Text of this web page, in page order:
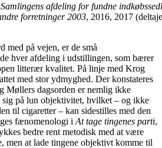
Samlingens afdeling for fundne
forretninger 2003, 2016, 2017
med på vejen, er de små
hver afdeling i udstillingen, som bærer
litterær kvalitet. På linje med Krog
med stor ydmyghed. Der konstateres
Møllers dagsorden er nemlig ikke
på lun objektivitet, hvilket – og ikke
til cigaretter – kan sidestilles med den
fænomenologi i At tage tingenes parti,
bedre rent metodisk med at være
men at lade tingene objektivt komme til